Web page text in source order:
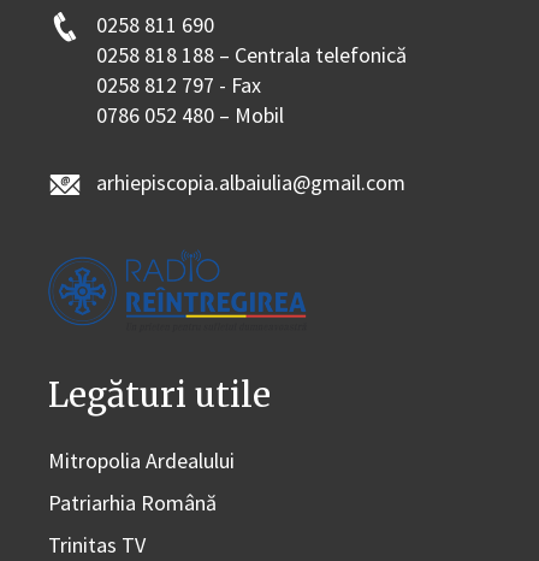
0258 811 690
0258 818 188 – Centrala telefonică
0258 812 797 - Fax
0786 052 480 – Mobil
arhiepiscopia.albaiulia@gmail.com
Legături utile
Mitropolia Ardealului
Patriarhia Română
Trinitas TV